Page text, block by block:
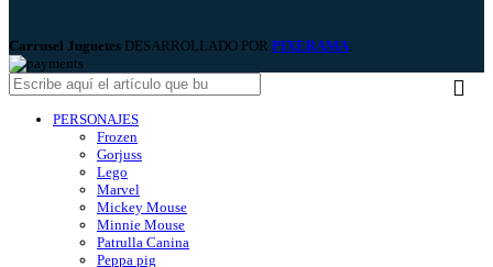
Carrusel Juguetes DESARROLLADO POR PIXERAMA.
PERSONAJES
Frozen
Gorjuss
Lego
Marvel
Mickey Mouse
Minnie Mouse
Patrulla Canina
Peppa pig